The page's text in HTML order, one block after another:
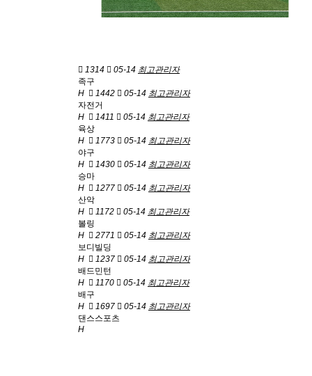
1314 05-14 최고관리자
족구
H
1442 05-14 최고관리자
자전거
H
1411 05-14 최고관리자
육상
H
1773 05-14 최고관리자
야구
H
1430 05-14 최고관리자
승마
H
1277 05-14 최고관리자
산악
H
1172 05-14 최고관리자
볼링
H
2771 05-14 최고관리자
보디빌딩
H
1237 05-14 최고관리자
배드민턴
H
1170 05-14 최고관리자
배구
H
1697 05-14 최고관리자
댄스스포츠
H